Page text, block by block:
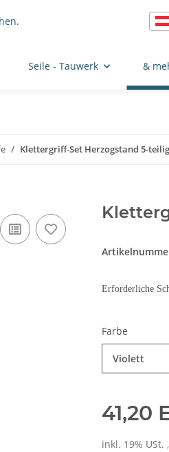
Seile - Tauwerk &
Klettergriff-Set Herzogstand 5-teilig
Erforderliche
Farbe
Violett
41,20
inkl. 19% USt.